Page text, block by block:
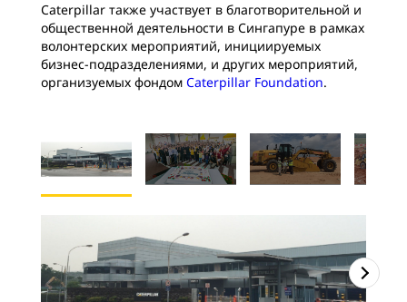
Caterpillar также участвует в благотворительной и
общественной деятельности в Сингапуре в рамках
волонтерских мероприятий, инициируемых
бизнес-подразделениями, и других мероприятий,
организуемых фондом Caterpillar Foundation.